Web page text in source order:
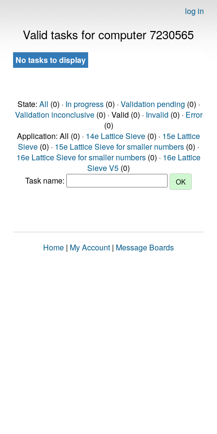
log in
Valid tasks for computer 7230565
No tasks to display
State: All (0) · In progress(0) · Validation pending (0) ·
Validation inconclusive(0) · Valid (0) · Invalid (0) · Error
(0)
Application: All (0) · 14e Lattice Sieve (0) · 15e Lattice
Sieve (0) · 15e Lattice Sieve for smaller numbers (0) ·
16e Lattice Sieve for smaller numbers (0) · 16e Lattice
Sieve V5 (0)
Task name:
Home | My Account | Message Boards